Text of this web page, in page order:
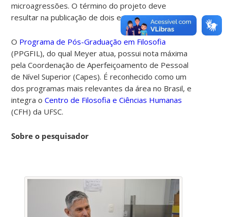
microagressões. O término do projeto deve
resultar na publicação de dois ensaios.
O Programa de Pós-Graduação em Filosofia
(PPGFIL), do qual Meyer atua, possui nota máxima
pela Coordenação de Aperfeiçoamento de Pessoal
de Nível Superior (Capes). É reconhecido como um
dos programas mais relevantes da área no Brasil, e
integra oCentro de Filosofia e Ciências Humanas
(CFH) da UFSC.
Sobre o pesquisador